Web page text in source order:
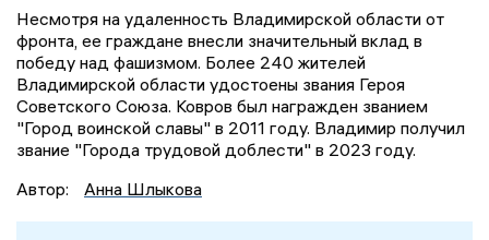
Несмотря на удаленность Владимирской области от
фронта, ее граждане внесли значительный вклад в
победу над фашизмом. Более 240 жителей
Владимирской области удостоены звания Героя
Советского Союза. Ковров был награжден званием
"Город воинской славы" в 2011 году. Владимир получил
звание "Города трудовой доблести" в 2023 году.
Автор:
Анна Шлыкова